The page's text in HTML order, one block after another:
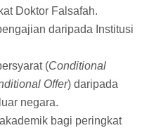
Doktor Falsafah.
daripada Institusi
(Conditional
Offer) daripada
negara.
bagi peringkat